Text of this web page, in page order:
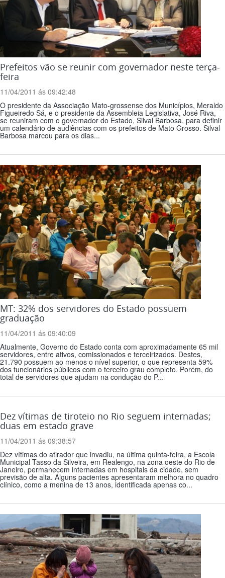
Prefeitos vão se reunir com governador neste terça-
feira
11/04/2011 ás 09:42:48
O presidente da Associação Mato-grossense dos Municípios, Meraldo
Figueiredo Sá, e o presidente da Assembleia Legislativa, José Riva,
se reuniram com o governador do Estado, Silval Barbosa, para definir
um calendário de audiências com os prefeitos de Mato Grosso. Silval
Barbosa marcou para os dias...
MT: 32% dos servidores do Estado possuem
graduação
11/04/2011 ás 09:40:09
Atualmente, Governo do Estado conta com aproximadamente 65 mil
servidores, entre ativos, comissionados e terceirizados. Destes,
21.790 possuem ao menos o nível superior, o que representa 59%
dos funcionários públicos com o terceiro grau completo. Porém, do
total de servidores que ajudam na condução do P...
Dez vítimas de tiroteio no Rio seguem internadas;
duas em estado grave
11/04/2011 ás 09:38:57
Dez vítimas do atirador que invadiu, na última quinta-feira, a Escola
Municipal Tasso da Silveira, em Realengo, na zona oeste do Rio de
Janeiro, permanecem internadas em hospitais da cidade, sem
previsão de alta. Alguns pacientes apresentaram melhora no quadro
clínico, como a menina de 13 anos, identificada apenas co...